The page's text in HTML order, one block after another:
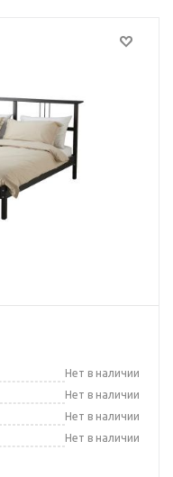
Нет в наличии
Нет в наличии
Нет в наличии
Нет в наличии